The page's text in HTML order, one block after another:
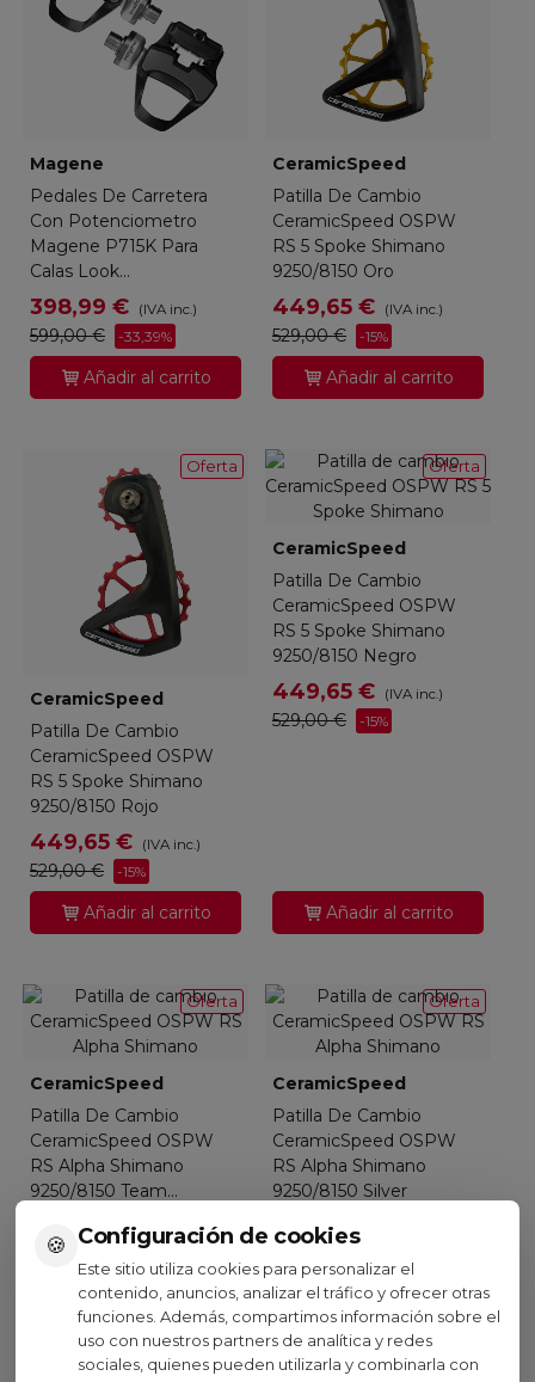
🍪 Configuración de cookies
Este sitio utiliza cookies para personalizar el
contenido, anuncios, analizar el tráfico y ofrecer otras
funciones. Además, compartimos información sobre el
uso con nuestros partners de analítica y redes
sociales, quienes pueden utilizarla y combinarla con
Magene
Pedales De Carretera
Con Potenciometro
Magene P715K Para
Calas Look...
398,99 € (IVA inc.)
599,00 € -33,39%
Añadir al carrito
CeramicSpeed
Patilla De Cambio
CeramicSpeed OSPW
RS 5 Spoke Shimano
9250/8150 Oro
449,65 € (IVA inc.)
529,00 € -15%
Añadir al carrito
Oferta
CeramicSpeed
Patilla De Cambio
CeramicSpeed OSPW
RS 5 Spoke Shimano
9250/8150 Rojo
449,65 € (IVA inc.)
529,00 € -15%
Añadir al carrito
Oferta
CeramicSpeed
Patilla De Cambio
CeramicSpeed OSPW
RS 5 Spoke Shimano
9250/8150 Negro
449,65 € (IVA inc.)
529,00 € -15%
Añadir al carrito
Oferta
CeramicSpeed
Patilla De Cambio
CeramicSpeed OSPW
RS Alpha Shimano
9250/8150 Team...
492,15 € (IVA inc.)
579,00 €
Añadir al carrito
Oferta
CeramicSpeed
Patilla De Cambio
CeramicSpeed OSPW
RS Alpha Shimano
9250/8150 Silver
492,15 €
Añadir al carrito